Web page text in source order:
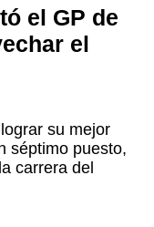
el GP de
el
su mejor
séptimo puesto,
carrera del